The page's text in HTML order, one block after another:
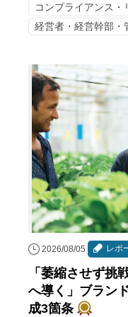
コンプライアンス・
経営者・経営幹部・
2026/08/05 レポ
「萎縮させず挑
へ導く」ブラン
成3箇条